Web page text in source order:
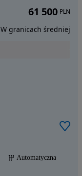
Automatyczna
61 500 PLN
W granicach średniej